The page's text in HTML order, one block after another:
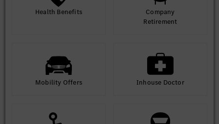
Health Benefits
Company
Retirement
Mobility Offers Inhouse Doctor